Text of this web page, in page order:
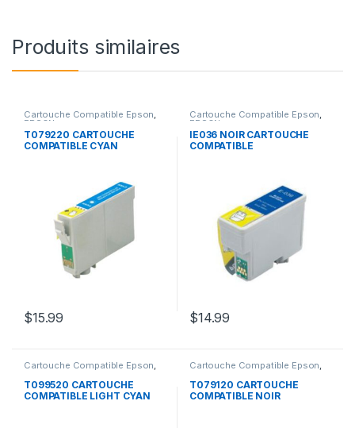
Produits similaires
Cartouche Compatible Epson,
EPSON
T079220 CARTOUCHE
COMPATIBLE CYAN
$15.99
Cartouche Compatible Epson,
EPSON
IE036 NOIR CARTOUCHE
COMPATIBLE
$14.99
Cartouche Compatible Epson,
T099520 CARTOUCHE
COMPATIBLE LIGHT CYAN
Cartouche Compatible Epson,
T079120 CARTOUCHE
COMPATIBLE NOIR